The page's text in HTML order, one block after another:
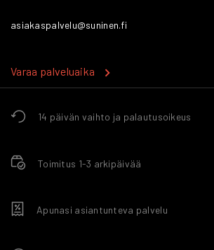
14 päivän vaihto ja palautusoikeus
Toimitus 1-3 arkipäivää
Apunasi asiantunteva palvelu
asiakaspalvelu@suninen.fi
Varaa palveluaika